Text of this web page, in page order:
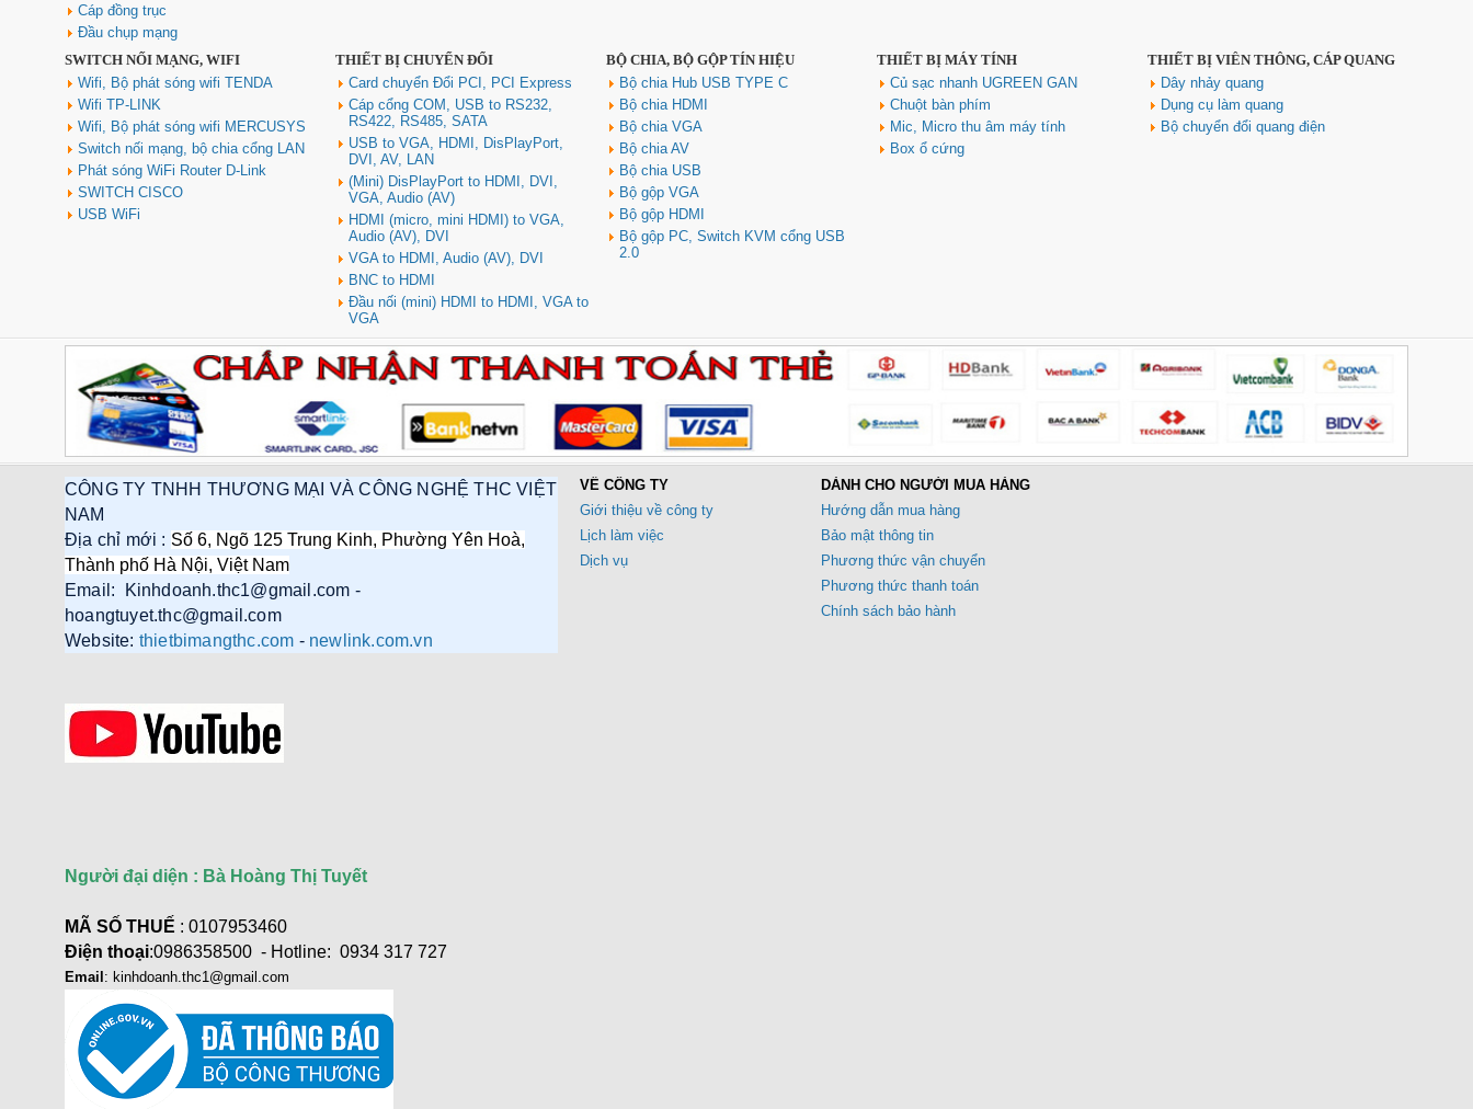
Hub USB Type C Groovy Robot
Uno 6 in 1 ra USB-C, USB-A 3.2,
HDMI 4K@60Hz, Sạc PD 100W
Ugreen 35998
Giá: 650,000 VNĐ
Hub USB Type-C 6 in 1 HDMI
4K@60Hz, Hub USB 3.0, Lan,
PD 100W Ugreen 45000 cao cấp
Cáp đồng trục
Đầu chụp mạng
SWITCH NỐI MẠNG, WIFI
Wifi, Bộ phát sóng wifi TENDA
Wifi TP-LINK
Wifi, Bộ phát sóng wifi MERCUSYS
Switch nối mạng, bộ chia cổng LAN
Phát sóng WiFi Router D-Link
SWITCH CISCO
USB WiFi
THIẾT BỊ CHUYỂN ĐỔI
Card chuyển Đổi PCI, PCI Express
Cáp cổng COM, USB to RS232,
RS422, RS485, SATA
USB to VGA, HDMI, DisPlayPort,
DVI, AV, LAN
(Mini) DisPlayPort to HDMI, DVI,
VGA, Audio (AV)
HDMI (micro, mini HDMI) to VGA,
Audio (AV), DVI
VGA to HDMI, Audio (AV), DVI
BNC to HDMI
Đầu nối (mini) HDMI to HDMI, VGA to
VGA
BỘ CHIA, BỘ GỘP TÍN HIỆU
Bộ chia Hub USB TYPE C
Bộ chia HDMI
Bộ chia VGA
Bộ chia AV
Bộ chia USB
Bộ gộp VGA
Bộ gộp HDMI
Bộ gộp PC, Switch KVM cổng USB
2.0
THIẾT BỊ MÁY TÍNH
Củ sạc nhanh UGREEN GAN
Chuột bàn phím
Mic, Micro thu âm máy tính
Box ổ cứng
THIẾT BỊ VIỄN THÔNG, CÁP QUANG
Dây nhảy quang
Dụng cụ làm quang
Bộ chuyển đổi quang điện
CÔNG TY TNHH THƯƠNG MẠI VÀ CÔNG NGHỆ THC VIỆT
NAM
Địa chỉ mới : Số 6, Ngõ 125 Trung Kinh, Phường Yên Hoà,
Thành phố Hà Nội, Việt Nam
Email: Kinhdoanh.thc1@gmail.com -
hoangtuyet.thc@gmail.com
Website: thietbimangthc.com - newlink.com.vn
Người đại diện : Bà Hoàng Thị Tuyết
MÃ SỐ THUẾ : 0107953460
Điện thoại:0986358500 - Hotline: 0934 317 727
Email : kinhdoanh.thc1@gmail.com
VỀ CÔNG TY
Giới thiệu về công ty
Lịch làm việc
Dịch vụ
DÀNH CHO NGƯỜI MUA HÀNG
Hướng dẫn mua hàng
Bảo mật thông tin
Phương thức vận chuyển
Phương thức thanh toán
Chính sách bảo hành